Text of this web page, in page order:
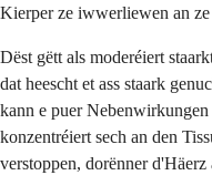
Kierper ze iwwerliewen an
Dëst gëtt als moderéiert
dat heescht et ass staark
kann e puer
konzentréiert sech an den
verstoppen, dorënner